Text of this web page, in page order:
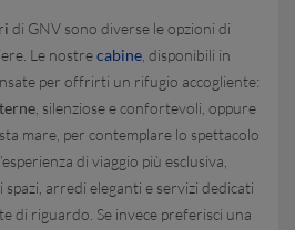
di GNV sono diverse le opzioni di
Le nostrecabine , disponibili in
per offrirti un rifugio accogliente:
, silenziose e confortevoli, oppure
mare, per contemplare lo spettacolo
di viaggio più esclusiva,
spazi, arredi eleganti e servizi dedicati
di riguardo. Se invece preferisci una